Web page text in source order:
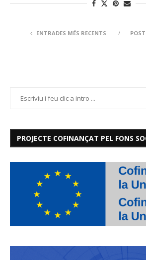
ENTRADES MÉS RECENTS
PROJECTE COFINANÇAT PEL FONS